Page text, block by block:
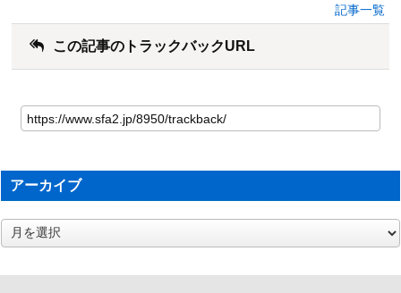
記事一覧
この記事のトラックバックURL
アーカイブ
ア
ー